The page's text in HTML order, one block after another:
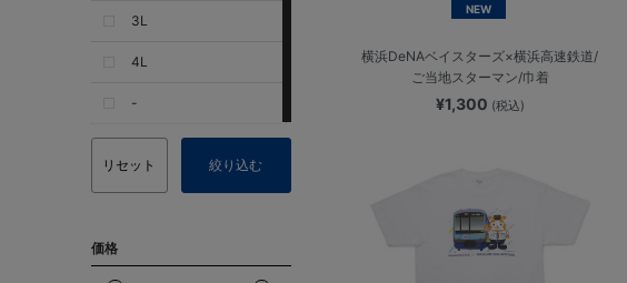
3L
4L
-
リセット 絞り込む
価格
NEW
横浜DeNAベイスターズ×横浜高速鉄道/
ご当地スターマン/巾着
¥1,300 (税込)